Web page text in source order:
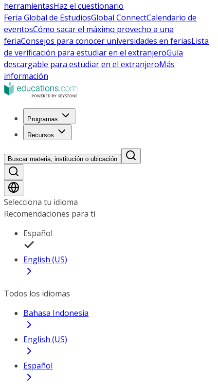
herramientasHaz el cuestionario
Feria Global de EstudiosGlobal ConnectCalendario de
eventosCómo sacar el máximo provecho a una
feriaConsejos para conocer universidades en feriasLista
de verificación para estudiar en el extranjeroGuía
descargable para estudiar en el extranjeroMás
información
Programas
Recursos
Buscar materia, institución o ubicación
Selecciona tu idioma
Recomendaciones para ti
Español
English (US)
Todos los idiomas
Bahasa Indonesia
English (US)
Español